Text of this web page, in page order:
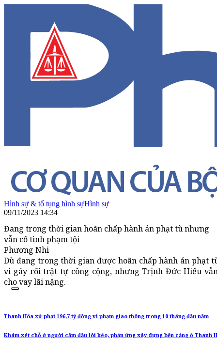
Hình sự & tố tụng hình sựHình sự
09/11/2023 14:34
Đang trong thời gian hoãn chấp hành án phạt tù nhưng
vẫn cố tình phạm tội
Phương Nhi
Dù đang trong thời gian được hoãn chấp hành án phạt
vi gây rối trật tự công cộng, nhưng Trịnh Đức Hiếu
cho vay lãi nặng.
Thanh Hóa xử phạt 196,7 tỷ đồng vi phạm giao thông trong 10 tháng đầu năm
Khám xét chỗ ở người cầm đầu lôi kéo, phản ứng xây dựng bến cảng ở Thanh